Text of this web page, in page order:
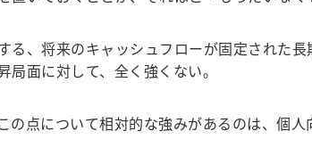
、将来のキャッシュフローが固定された
面に対して、全く強くない。
点について相対的な強みがあるのは、個人